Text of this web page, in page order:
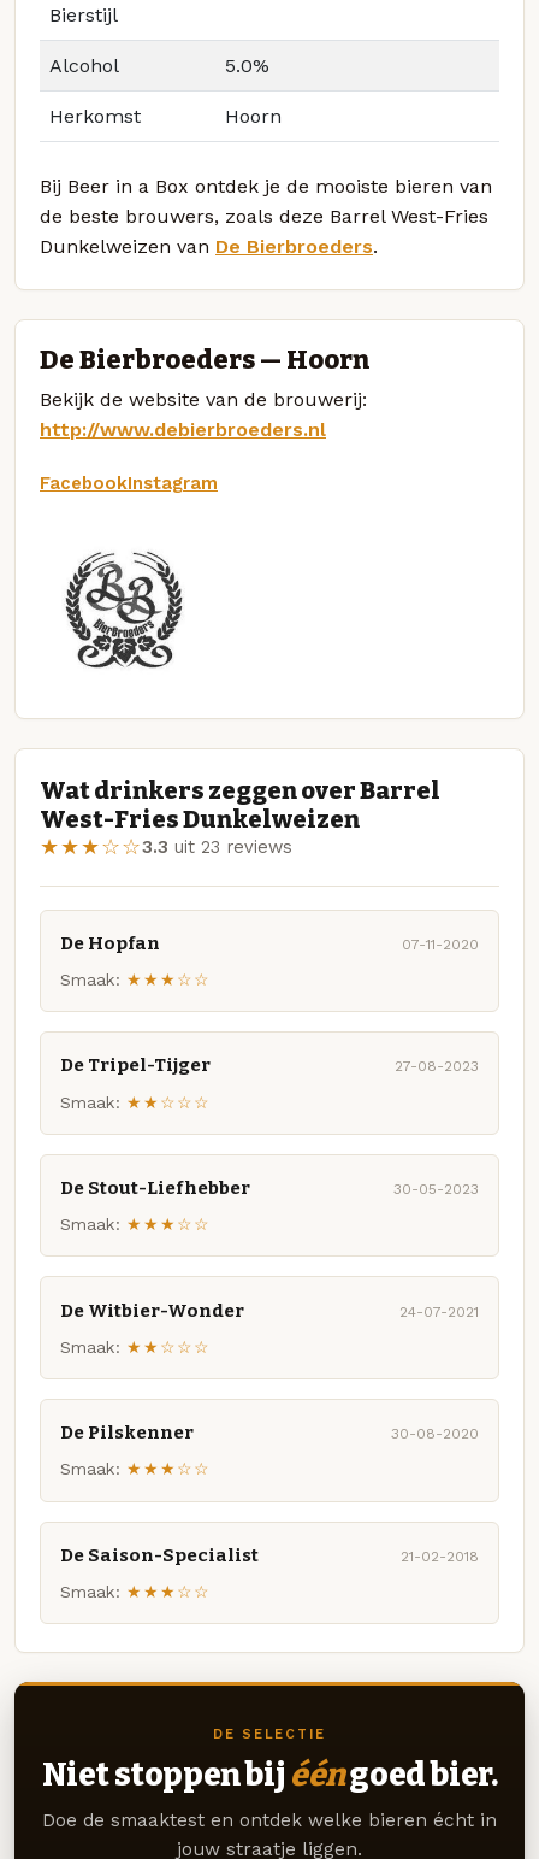
Bierstijl
Alcohol 5.0%
Herkomst Hoorn
Bij Beer in a Box ontdek je de mooiste bieren van
de beste brouwers, zoals deze Barrel West-Fries
Dunkelweizen van De Bierbroeders.
De Bierbroeders — Hoorn
Bekijk de website van de brouwerij:
http://www.debierbroeders.nl
FacebookInstagram
Wat drinkers zeggen over Barrel
West-Fries Dunkelweizen
★★★☆☆3.3 uit 23 reviews
De Hopfan 07-11-2020
Smaak: ★★★☆☆
De Tripel-Tijger 27-08-2023
Smaak: ★★☆☆☆
De Stout-Liefhebber 30-05-2023
Smaak: ★★★☆☆
De Witbier-Wonder 24-07-2021
Smaak: ★★☆☆☆
De Pilskenner 30-08-2020
Smaak: ★★★☆☆
De Saison-Specialist 21-02-2018
Smaak: ★★★☆☆
DE SELECTIE
Niet stoppen bij ééngoed bier.
Doe de smaaktest en ontdek welke bieren écht in
jouw straatje liggen.